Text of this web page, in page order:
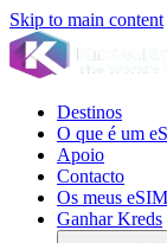
Skip to main content
Destinos
O que é um
Apoio
Contacto
Os meus
Ganhar Kreds